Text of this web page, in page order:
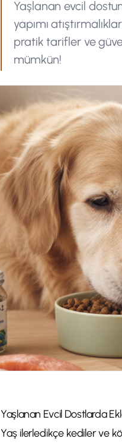
Yaşlanan evcil
yapımı
pratik tarifler ve
mümkün!
Yaşlanan Evcil Dostlarda
Yaş ilerledikçe kediler ve